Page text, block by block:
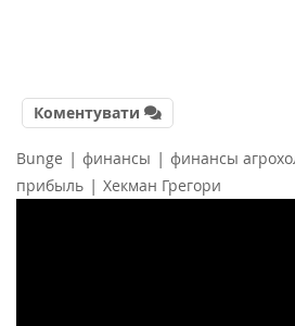
Коментувати
Bunge | финансы | финансы
прибыль | Хекман Грегори